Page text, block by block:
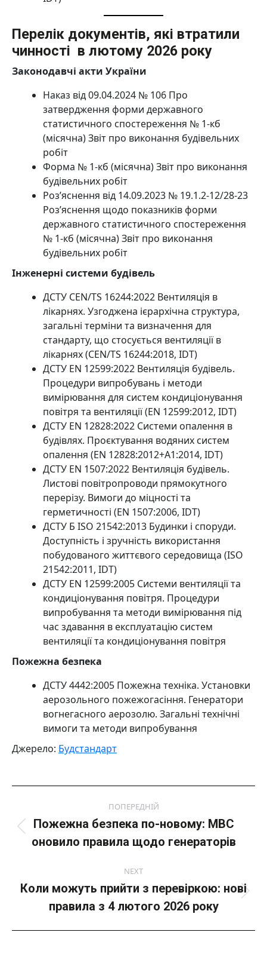
Перелік документів, які втратили
чинності в лютому 2026 року
Законодавчі акти України
Наказ від 09.04.2024 № 106 Про
затвердження форми державного
статистичного спостереження № 1-кб
(місячна) Звіт про виконання будівельних
робіт
Форма № 1-кб (місячна) Звіт про виконання
будівельних робіт
Роз’яснення від 14.09.2023 № 19.1.2-12/28-23
Роз’яснення щодо показників форми
державного статистичного спостереження
№ 1-кб (місячна) Звіт про виконання
будівельних робіт
Інженерні системи будівель
ДСТУ CEN/TS 16244:2022 Вентиляція в
лікарнях. Узгоджена ієрархічна структура,
загальні терміни та визначення для
стандарту, що стосується вентиляції в
лікарнях (CEN/TS 16244:2018, IDT)
ДСТУ EN 12599:2022 Вентиляція будівель.
Процедури випробувань і методи
вимірювання для систем кондиціонування
повітря та вентиляції (EN 12599:2012, IDT)
ДСТУ EN 12828:2022 Системи опалення в
будівлях. Проєктування водяних систем
опалення (EN 12828:2012+A1:2014, IDT)
ДСТУ EN 1507:2022 Вентиляція будівель.
Листові повітропроводи прямокутного
перерізу. Вимоги до міцності та
герметичності (EN 1507:2006, IDT)
ДСТУ Б ISO 21542:2013 Будинки і споруди.
Доступність і зручність використання
побудованого життєвого середовища (ISO
21542:2011, IDT)
ДСТУ ЕN 12599:2005 Системи вентиляції та
кондиціонування повітря. Процедури
випробування та методи вимірювання під
час здавання в експлуатацію систем
вентиляції та кондиціонування повітря
Пожежна безпека
ДСТУ 4442:2005 Пожежна техніка. Установки
аерозольного пожежогасіння. Генератори
вогнегасного аерозолю. Загальні технічні
вимоги та методи випробування
Джерело: Будстандарт
ПОПЕРЕДНІЙ
Попередній
пост:
Пожежна безпека по-новому: МВС
оновило правила щодо генераторів
NEXT
Next
post:
Коли можуть прийти з перевіркою: нові
правила з 4 лютого 2026 року